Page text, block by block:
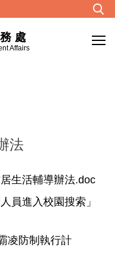
處
Affairs
法
生活輔導辦法.doc
員進入校園搜索」
凌防制執行計